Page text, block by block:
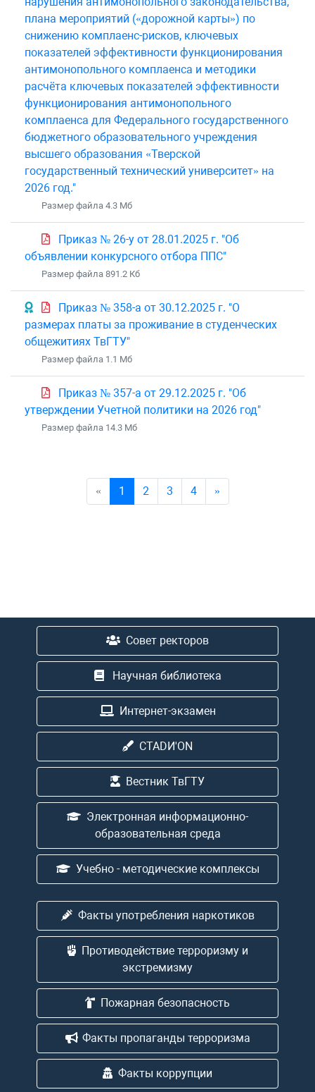
плана мероприятий («дорожной карты») по
снижению комплаенс-рисков, ключевых
показателей эффективности функционирования
антимонопольного комплаенса и методики
расчёта ключевых показателей эффективности
функционирования антимонопольного
комплаенса для Федерального государственного
бюджетного образовательного учреждения
высшего образования «Тверской
государственный технический университет» на
2026 год."
Размер файла 4.3 Mб
Приказ № 26-у от 28.01.2025 г. "Об
объявлении конкурсного отбора ППС"
Размер файла 891.2 Кб
Приказ № 358-а от 30.12.2025 г. "О
размерах платы за проживание в студенческих
общежитиях ТвГТУ"
Размер файла 1.1 Mб
Приказ № 357-а от 29.12.2025 г. "Об
утверждении Учетной политики на 2026 год"
Размер файла 14.3 Mб
« 1 2 3 4 »
Совет ректоров
Научная библиотека
Интернет-экзамен
CTADИ'ON
Вестник ТвГТУ
Электронная информационно-
образовательная среда
Учебно - методические комплексы
Факты употребления наркотиков
Противодействие терроризму и
экстремизму
Пожарная безопасность
Факты пропаганды терроризма
Факты коррупции